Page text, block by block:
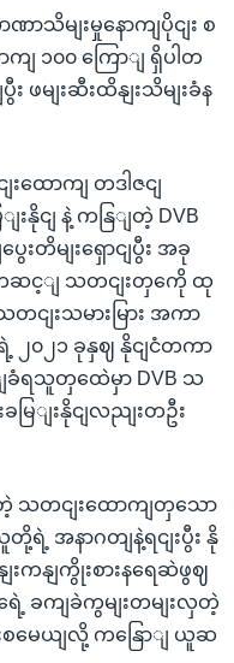
သိမျးမှုနောကျပိုငျး စ
ျ ၁၀၀ ကြောျ ရှိပါတ
မျးဆီးထိနျးသိမျးခံန
ထောကျ တဒါဇငျ
ျးနိုငျ နဲ့ ကနြျတဲ့ DVB
တိမျးရှောငျပွီး အခု
တဆင့ျ သတငျးတှကေို ထု
ငျးသမားမြား အကာ
၂၀၂၁ ခုနှဈ နိုငျငံတကာ
ခံရသူတှထေဲမှာ DVB သ
မြျးနိုငျလညျးတဦး
ေဲ့ သတငျးထောကျတှသော
အနာဂတျနဲ့ရငျးပွီး နို
ျးကနျကွိုးစားနရေဆဲဖွဈ
ခကျခဲကွမျးတမျးလှတဲ့
မေယျလို့ ကနြောျ ယူဆ